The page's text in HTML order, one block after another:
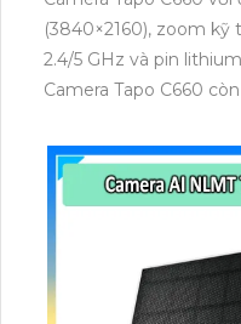
(3840×2160), zoom kỹ
2.4/5 GHz và pin
Camera Tapo C660
thú cưng, phương
GB.